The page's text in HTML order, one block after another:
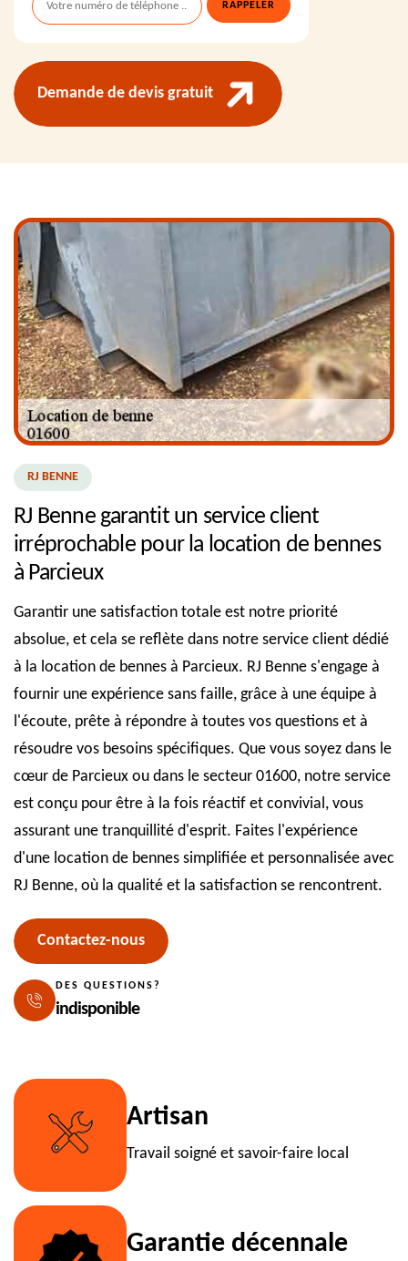
Demande de devis gratuit
RJ BENNE
RJ Benne garantit un service client
irréprochable pour la location de bennes
à Parcieux
Garantir une satisfaction totale est notre priorité
absolue, et cela se reflète dans notre service client dédié
à la location de bennes à Parcieux. RJ Benne s'engage à
fournir une expérience sans faille, grâce à une équipe à
l'écoute, prête à répondre à toutes vos questions et à
résoudre vos besoins spécifiques. Que vous soyez dans le
cœur de Parcieux ou dans le secteur 01600, notre service
est conçu pour être à la fois réactif et convivial, vous
assurant une tranquillité d'esprit. Faites l'expérience
d'une location de bennes simplifiée et personnalisée avec
RJ Benne, où la qualité et la satisfaction se rencontrent.
Contactez-nous
DES QUESTIONS?
indisponible
Artisan
Travail soigné et savoir-faire local
Garantie décennale